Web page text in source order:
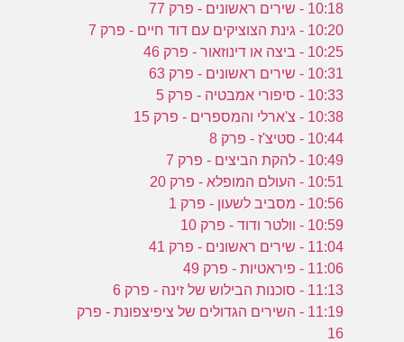
10:18 - שירים ראשונים - פרק 77
10:20 - גינת הצוציקים עם דוד חיים - פרק 7
10:25 - ביצה או דינוזאור - פרק 46
10:31 - שירים ראשונים - פרק 63
10:33 - סיפורי אמבטיה - פרק 5
10:38 - צ'ארלי והמספרים - פרק 15
10:44 - סטיצ'ז - פרק 8
10:49 - להקת הביצים - פרק 7
10:51 - העולם המופלא - פרק 20
10:56 - מסביב לשעון - פרק 1
10:59 - וולטר ודוד - פרק 10
11:04 - שירים ראשונים - פרק 41
11:06 - פיראטיות - פרק 49
11:13 - סוכנות הבילוש של זינה - פרק 6
11:19 - השירים הגדולים של ציפיצפונת - פרק
16